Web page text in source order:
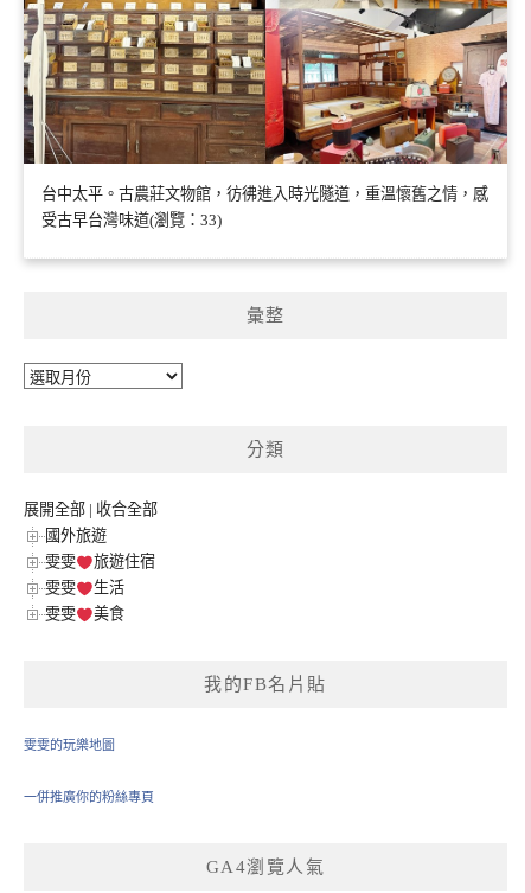
台中太平。古農莊文物館，彷彿進入時光隧道，重溫懷舊之情，感
受古早台灣味道(瀏覽：33)
彙整
彙
分類
展開全部 | 收合全部
國外旅遊
雯雯
旅遊住宿
雯雯
生活
雯雯
美食
我的FB名片貼
雯雯的玩樂地圖
一併推廣你的粉絲專頁
GA4瀏覽人氣